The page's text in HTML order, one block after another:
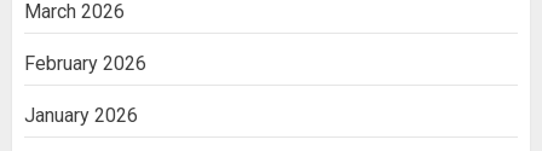
March 2026
February 2026
January 2026